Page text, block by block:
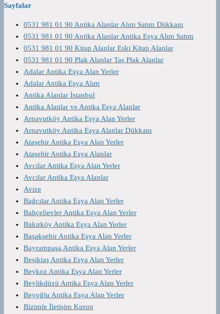
Sayfalar
0531 981 01 90 Antika Alanlar Alım Satım Dükkanı
0531 981 01 90 Antika Alanlar Antika Eşya Alım Satım
0531 981 01 90 Kitap Alanlar Eski Kitap Alanlar
0531 981 01 90 Plak Alanlar Taş Plak Alanlar
Adalar Antika Eşya Alan Yerler
Adalar Antika Eşya Alım
Antika Alanlar İstanbul
Antika Alanlar ve Antika Eşya Alanlar
Arnavutköy Antika Eşya Alan Yerler
Arnavutköy Antika Eşya Alanlar Dükkanı
Ataşehir Antika Eşya Alan Yerler
Ataşehir Antika Eşya Alanlar
Avcılar Antika Eşya Alan Yerler
Avcılar Antika Eşya Alanlar
Avize
Bağcılar Antika Eşya Alan Yerler
Bahçelievler Antika Eşya Alan Yerler
Bakırköy Antika Eşya Alan Yerler
Başakşehir Antika Eşya Alan Yerler
Bayrampaşa Antika Eşya Alan Yerler
Beşiktaş Antika Eşya Alan Yerler
Beykoz Antika Eşya Alan Yerler
Beylikdüzü Antika Eşya Alan Yerler
Beyoğlu Antika Eşya Alan Yerler
Bizimle İletişim Kurun